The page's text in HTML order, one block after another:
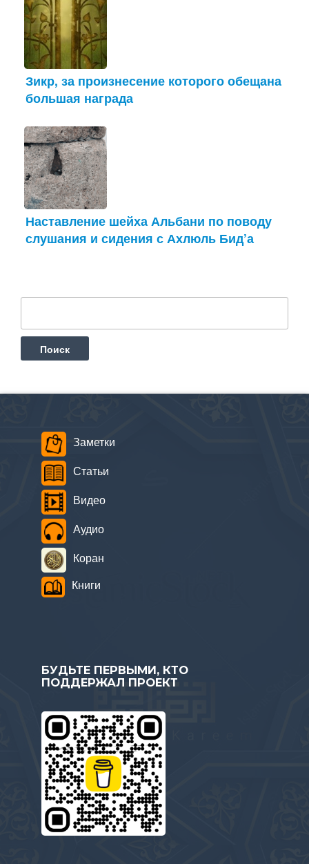
Зикр, за произнесение которого обещана
большая награда
Наставление шейха Альбани по поводу
слушания и сидения с Ахлюль Бид’а
Заметки
Статьи
Видео
Аудио
Коран
Книги
БУДЬТЕ ПЕРВЫМИ, КТО
ПОДДЕРЖАЛ ПРОЕКТ